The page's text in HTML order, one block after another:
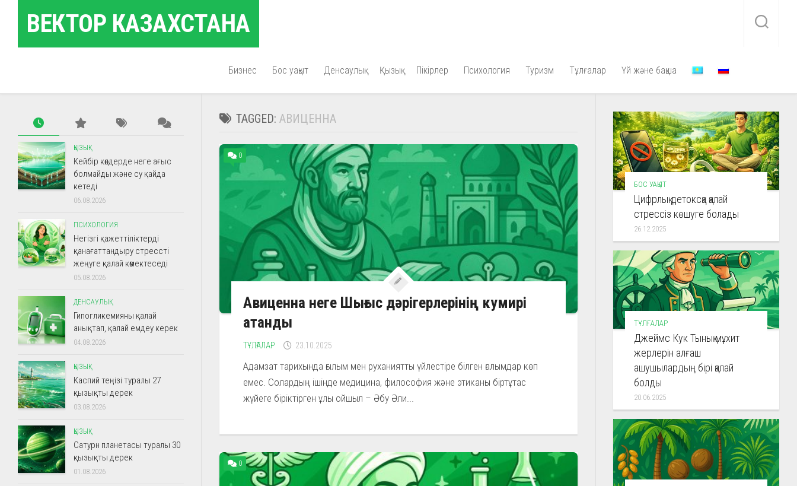
contentВЕКТОР КАЗАХСТАНА
Бизнес Бос уақыт Денсаулық Қызық Пікірлер Психология Туризм Тұлғалар Үй және бақша
TAGGED: АВИЦЕННА
0
Авиценна неге Шығыс дәрігерлерінің кумирі
атанды
ТҰЛҒАЛАР 23.10.2025
Адамзат тарихында ғылым мен руханиятты үйлестіре білген ғалымдар көп
емес. Солардың ішінде медицина, философия және этиканы біртұтас
жүйеге біріктірген ұлы ойшыл – Әбу Әли...
0
ҚЫЗЫҚ
Кейбір көлдерде неге ағыс
болмайды және су қайда
кетеді
06.08.2026
ПСИХОЛОГИЯ
Негізгі қажеттіліктерді
қанағаттандыру стрессті
жеңуге қалай көмектеседі
05.08.2026
ДЕНСАУЛЫҚ
Гипогликемияны қалай
анықтап, қалай емдеу керек
04.08.2026
ҚЫЗЫҚ
Каспий теңізі туралы 27
қызықты дерек
03.08.2026
ҚЫЗЫҚ
Сатурн планетасы туралы 30
қызықты дерек
01.08.2026
БОС УАҚЫТ
Цифрлық детоксқа қалай
стрессіз көшуге болады
26.12.2025
ТҰЛҒАЛАР
Джеймс Кук Тынық мұхит
жерлерін алғаш
ашушылардың бірі қалай
болды
20.06.2025